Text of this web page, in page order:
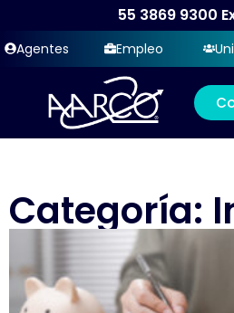
55 3869 9300
Agentes Empleo
Categoría: